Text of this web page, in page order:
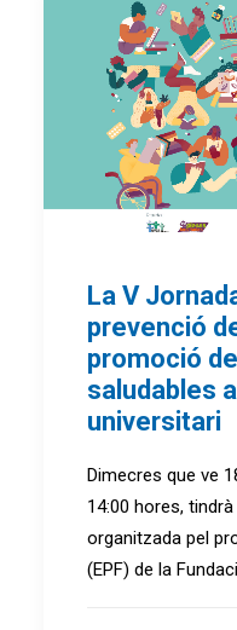
La V
prevenció
promoció
saludables
universitari
Dimecres que ve
14:00 hores,
organitzada pel
(EPF) de la